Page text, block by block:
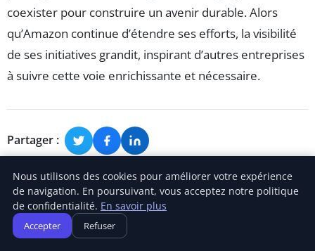
coexister pour construire un avenir durable. Alors
qu’Amazon continue d’étendre ses efforts, la visibilité
de ses initiatives grandit, inspirant d’autres entreprises
à suivre cette voie enrichissante et nécessaire.
Partager :
Nous utilisons des cookies pour améliorer votre expérience
de navigation. En poursuivant, vous acceptez notre politique
de confidentialité. En savoir plus
Accepter Refuser